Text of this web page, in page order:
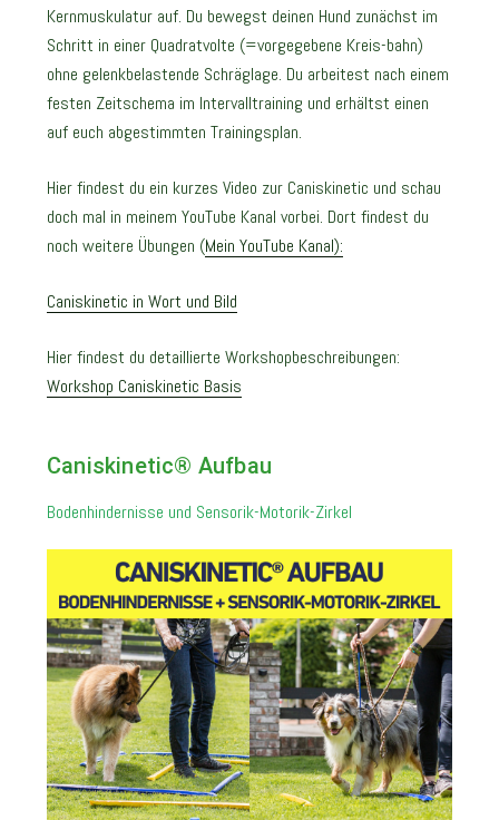
Kernmuskulatur auf. Du bewegst deinen Hund zunächst im
Schritt in einer Quadratvolte (=vorgegebene Kreis-bahn)
ohne gelenkbelastende Schräglage. Du arbeitest nach einem
festen Zeitschema im Intervalltraining und erhältst einen
auf euch abgestimmten Trainingsplan.
Hier findest du ein kurzes Video zur Caniskinetic und schau
doch mal in meinem YouTube Kanal vorbei. Dort findest du
noch weitere Übungen (Mein YouTube Kanal):
Caniskinetic in Wort und Bild
Hier findest du detaillierte Workshopbeschreibungen:
Workshop Caniskinetic Basis
Caniskinetic® Aufbau
Bodenhindernisse und Sensorik-Motorik-Zirkel